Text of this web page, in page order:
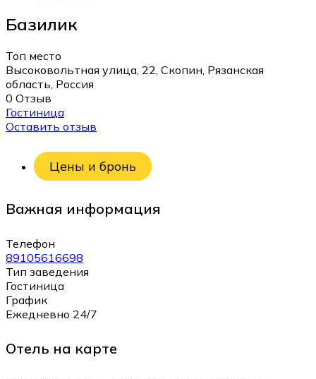
Базилик
Топ место
Высоковольтная улица, 22, Скопин, Рязанская
область, Россия
0 Отзыв
Гостиница
Оставить отзыв
Цены и бронь
Важная информация
Телефон
89105616698
Тип заведения
Гостиница
График
Ежедневно 24/7
Отель на карте